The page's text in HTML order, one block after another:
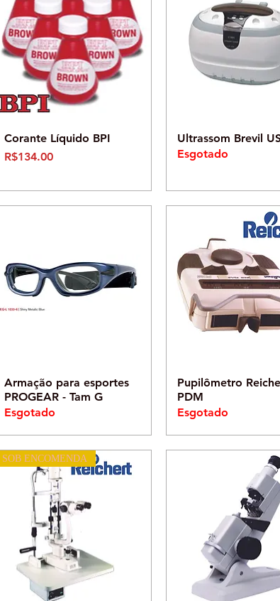
Visualização rápida
Corante Líquido BPI
Preço
R$134.00
Visualização
Ultrassom Brevil
Esgotado
Visualização rápida
Armação para esportes
PROGEAR - Tam G
Esgotado
Visualização
Pupilômetro
PDM
Esgotado
SOB ENCOMENDA